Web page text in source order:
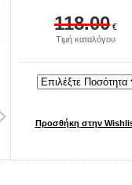
118.00 €
Τιμή καταλόγου